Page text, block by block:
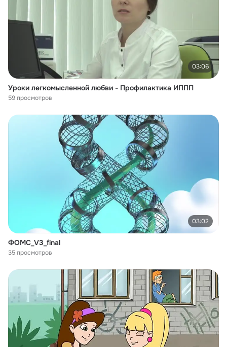
03:06
Уроки легкомысленной любви - Профилактика ИППП
59 просмотров
03:02
ФОМС_V3_final
35 просмотров